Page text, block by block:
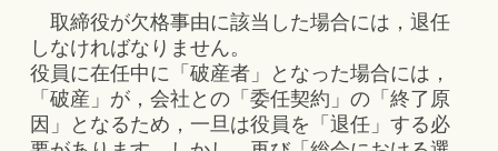
取締役が欠格事由に該当した場合には，退任
しなければなりません。
役員に在任中に「破産者」となった場合には，
「破産」が，会社との「委任契約」の「終了原
因」となるため，一旦は役員を「退任」する必